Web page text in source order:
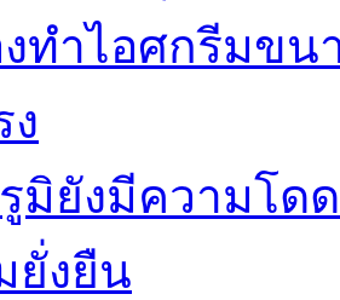
งทำไอศกรีมข
ง
มิยังมีความโด
ยั่งยืน